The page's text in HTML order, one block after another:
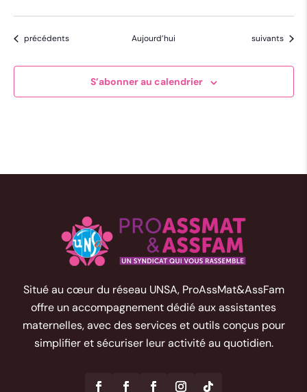
Évènements
précédents Aujourd’hui Évènements
suivants
S’abonner au calendrier
Situé au cœur du réseau UNSA, ProAssMat&AssFam
offre un accompagnement dédié aux assistantes
maternelles, avec des services et outils conçus pour
simplifier et sécuriser leur activité au quotidien.